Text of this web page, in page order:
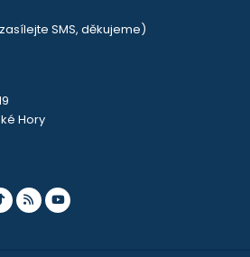
SMS, děkujeme)
Hory